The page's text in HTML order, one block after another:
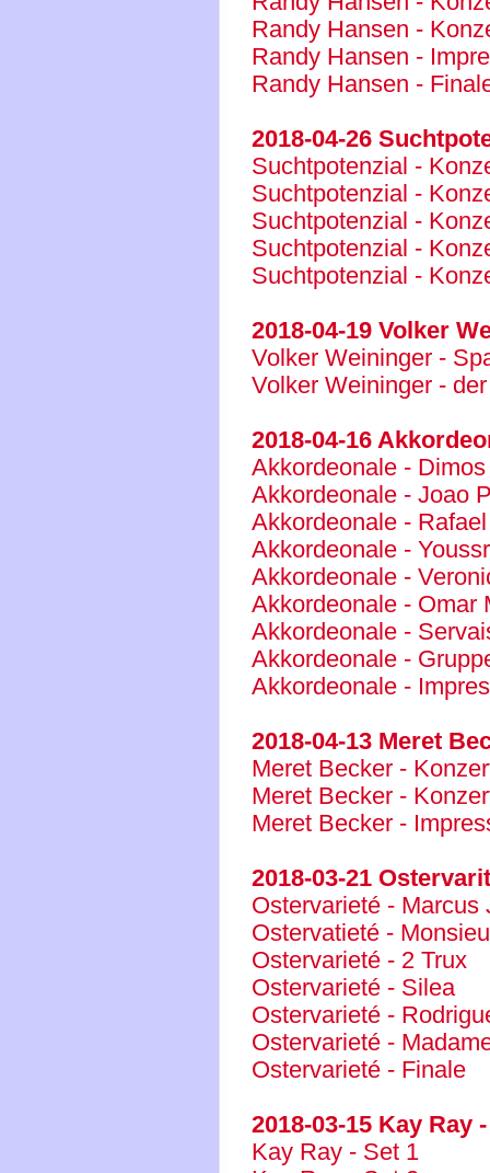
Randy Hansen -
Randy Hansen -
Randy Hansen -
2018-04-26
Suchtpotenzial -
Suchtpotenzial -
Suchtpotenzial -
Suchtpotenzial -
Suchtpotenzial -
2018-04-19 Volker
Volker Weininger -
Volker Weininger -
2018-04-16
Akkordeonale -
Akkordeonale - Joao
Akkordeonale -
Akkordeonale -
Akkordeonale -
Akkordeonale - Omar
Akkordeonale -
Akkordeonale -
Akkordeonale -
2018-04-13 Meret
Meret Becker -
Meret Becker -
Meret Becker -
2018-03-21
Ostervarieté - Marcus
Ostervatieté -
Ostervarieté - 2 Trux
Ostervarieté - Silea
Ostervarieté -
Ostervarieté -
Ostervarieté - Finale
2018-03-15 Kay Ray
Kay Ray - Set 1